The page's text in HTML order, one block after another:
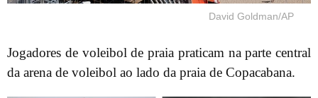
David Goldman/AP
Jogadores de voleibol de praia praticam na parte central
da arena de voleibol ao lado da praia de Copacabana.